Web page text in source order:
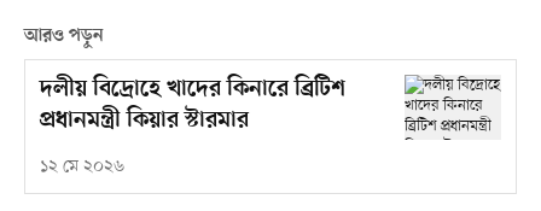
আরও পড়ুন
দলীয় বিদ্রোহে খাদের কিনারে ব্রিটিশ
প্রধানমন্ত্রী কিয়ার স্টারমার
১২ মে ২০২৬